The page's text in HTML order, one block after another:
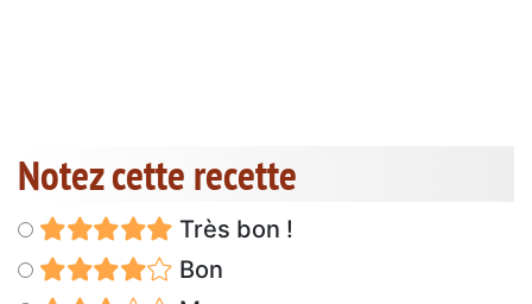
Notez cette recette
Très bon !
Bon